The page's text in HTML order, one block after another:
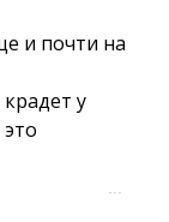
и почти на
у
···